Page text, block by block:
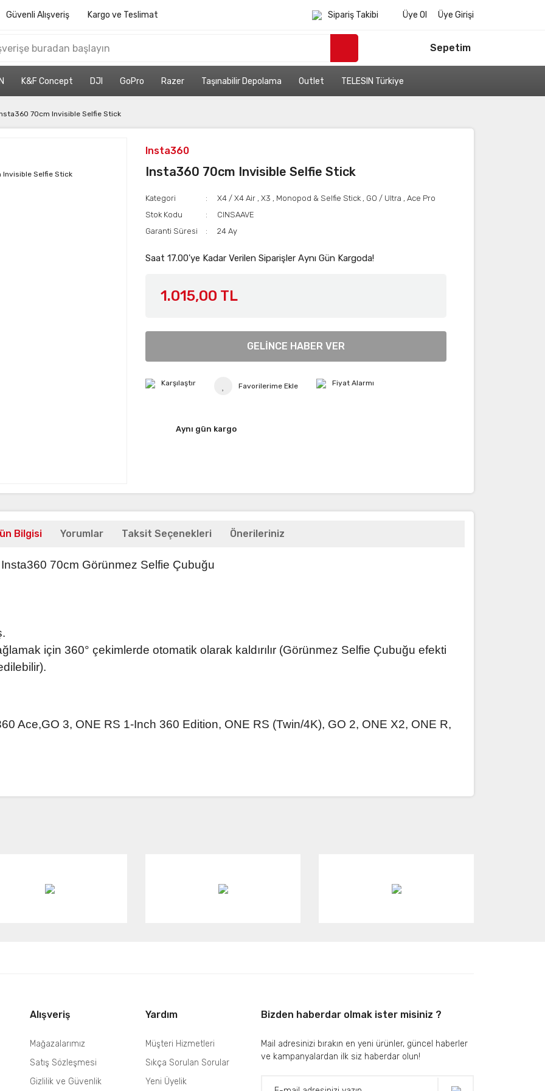
Güvenli Alışveriş Kargo ve Teslimat Sipariş Takibi Üye Ol Üye Girişi
Sepetim
K&F Concept DJI GoPro Razer Taşınabilir Depolama Outlet TELESIN Türkiye
70cm Invisible Selfie Stick
Insta360
Insta360 70cm Invisible Selfie Stick
Kategori X4 / X4 Air , X3 , Monopod & Selfie Stick , GO / Ultra , Ace Pro
Stok Kodu
CINSAAVE
Garanti Süresi
24 Ay
Saat 17.00'ye Kadar Verilen Siparişler Aynı Gün Kargoda!
1.015,00 TL
GELİNCE HABER VER
Karşılaştır Fiyat Alarmı
Aynı gün kargo
Bilgisi Yorumlar Taksit Seçenekleri Önerileriniz
70cm Görünmez Selfie Çubuğu
için 360° çekimlerde otomatik olarak kaldırılır (Görünmez Selfie Çubuğu efekti
Ace,GO 3, ONE RS 1-Inch 360 Edition, ONE RS (Twin/4K), GO 2, ONE X2, ONE R,
Alışveriş
Mağazalarımız
Satış Sözleşmesi
Gizlilik ve Güvenlik
Yardım
Müşteri Hizmetleri
Sıkça Sorulan Sorular
Yeni Üyelik
Bizden haberdar olmak ister misiniz ?
Mail adresinizi bırakın en yeni ürünler, güncel haberler
ve kampanyalardan ilk siz haberdar olun!